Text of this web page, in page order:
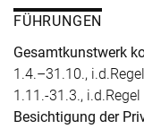
FÜHRUNGEN
Gesamtkunstwerk
1.4.–31.10.,
1.11.-31.3.,
Besichtigung der